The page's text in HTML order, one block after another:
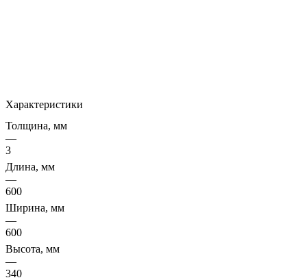
Характеристики
Толщина, мм
—
3
Длина, мм
—
600
Ширина, мм
—
600
Высота, мм
—
340